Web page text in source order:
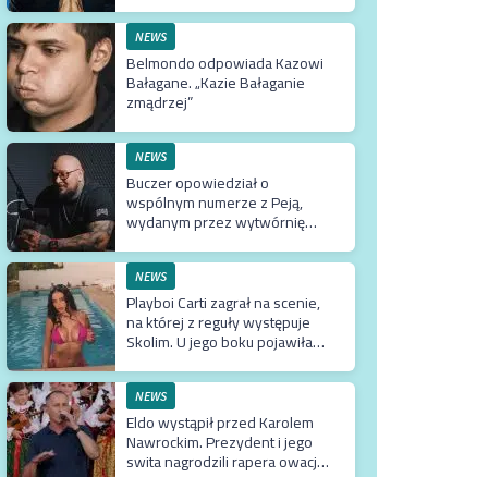
NEWS
Belmondo odpowiada Kazowi
Bałagane. „Kazie Bałaganie
zmądrzej”
NEWS
Buczer opowiedział o
wspólnym numerze z Peją,
wydanym przez wytwórnię
dlaczego klip z Rychem zniknął
z kanału Wielkie Joł
NEWS
Playboi Carti zagrał na scenie,
na której z reguły występuje
Skolim. U jego boku pojawiła
NEWS
Eldo wystąpił przed Karolem
Nawrockim. Prezydent i jego
swita nagrodzili rapera owacją